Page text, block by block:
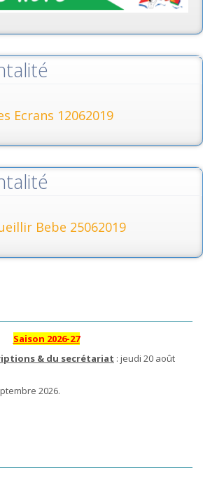
Saison 2026-27
& du secrétariat : jeudi 20 août
2026.